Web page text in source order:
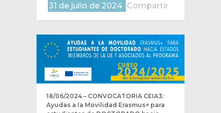
31 de julio de 2024 Compartir
18/06/2024 – CONVOCATORIA CEIA3:
Ayudas a la Movilidad Erasmus+ para